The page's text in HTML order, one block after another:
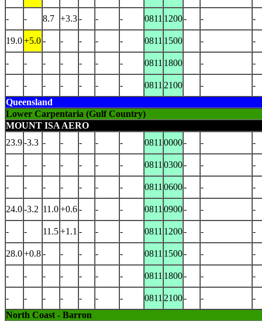
- - 8.7 +3.3- - - 0811 1200- - -
19.0+5.0- - - - - 0811 1500 - -
- - - - - - - 0811 1800 - -
- - - - - - - 0811 2100 -
-
Queensland
Lower Carpentaria (Gulf Country)
MOUNT ISA AERO
23.9-3.3 - - - - - 0811 0000- - -
- - - - - - - 0811 0300- - -
- - - - - - - 0811 0600- - -
24.0-3.2 11.0+0.6- - - 0811 0900- - -
- - 11.5+1.1 - - - 0811 1200- - -
28.0+0.8- - - - - 0811 1500- - -
- - - - - - - 0811 1800- - -
- - - - - - - 0811 2100- -
-
North Coast - Barron